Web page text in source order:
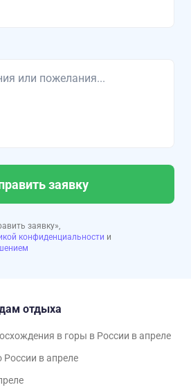
заявку
заявку»,
конфиденциальности и
отдыха
в горы в России в апреле
в апреле